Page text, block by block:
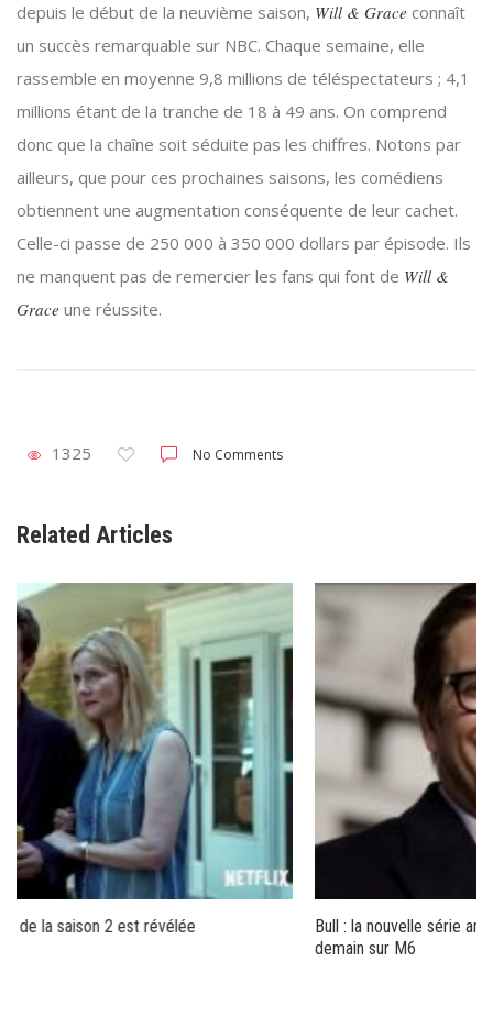
depuis le début de la neuvième saison, Will & Grace connaît
un succès remarquable sur NBC. Chaque semaine, elle
rassemble en moyenne 9,8 millions de téléspectateurs ; 4,1
millions étant de la tranche de 18 à 49 ans. On comprend
donc que la chaîne soit séduite pas les chiffres. Notons par
ailleurs, que pour ces prochaines saisons, les comédiens
obtiennent une augmentation conséquente de leur cachet.
Celle-ci passe de 250 000 à 350 000 dollars par épisode. Ils
ne manquent pas de remercier les fans qui font de Will &
Grace une réussite.
1325 No Comments
Related Articles
Bull : la nouvelle série américaine avec Michael Weatherly démarre